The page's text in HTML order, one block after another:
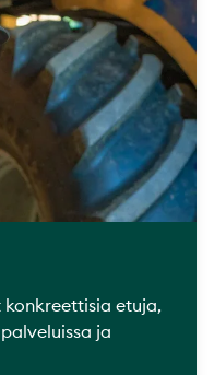
etuja,
ja